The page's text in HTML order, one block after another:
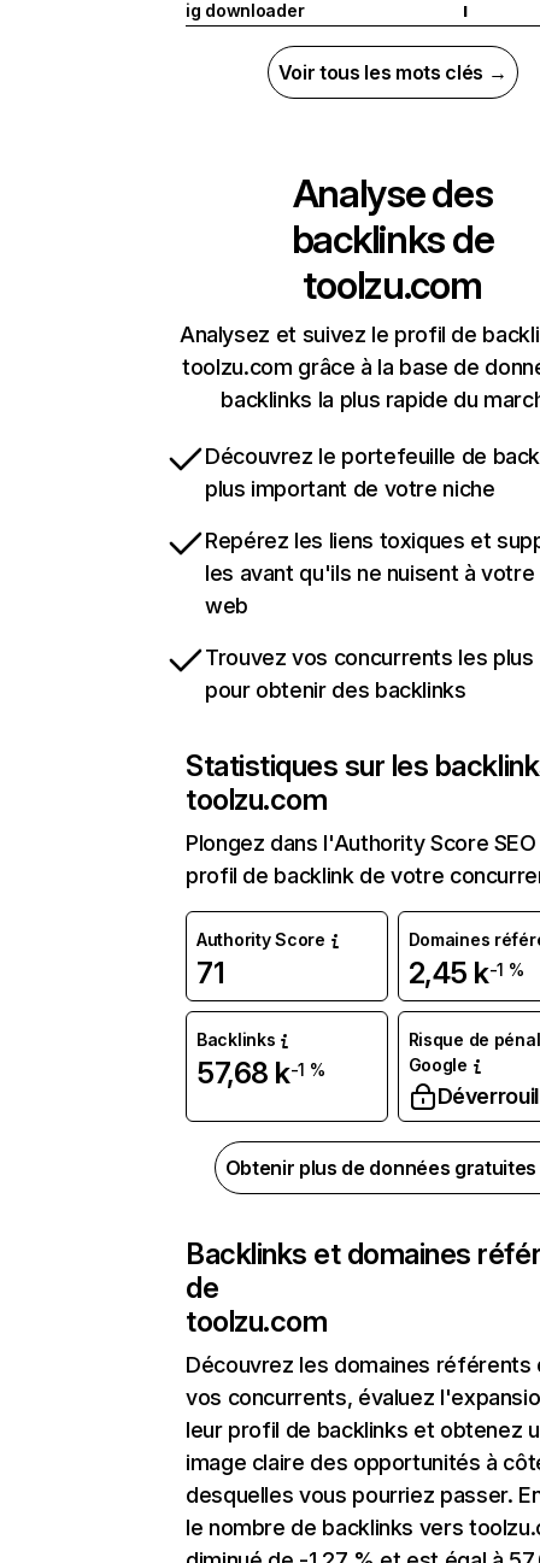
ig downloader I
Voir tous les mots clés →
Analyse des
backlinks de
toolzu.com
Analysez et suivez le profil de
toolzu.com grâce à la base de
backlinks la plus rapide du
Découvrez le portefeuille de
plus important de votre niche
Repérez les liens toxiques et
les avant qu'ils ne nuisent à
web
Trouvez vos concurrents les
pour obtenir des backlinks
Statistiques sur les
toolzu.com
Plongez dans l'Authority Score
profil de backlink de votre
Authority Score
71
Domaines
2,45 k-1 %
Backlinks
57,68 k-1 %
Risque de
Google
Obtenir plus de données
Backlinks et domaines
de
toolzu.com
Découvrez les domaines référents
vos concurrents, évaluez
leur profil de backlinks et obtenez
image claire des opportunités à
desquelles vous pourriez passer.
le nombre de backlinks vers